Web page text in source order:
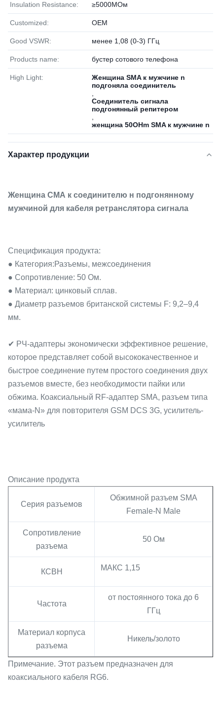
Insulation Resistance: ≥5000МОм
Customized: OEM
Good VSWR: менее 1,08 (0-3) ГГц
Products name: бустер сотового телефона
High Light:
Женщина SMA к мужчине n
подгоняла соединитель
Соединитель сигнала
подгонянный репитером
женщина 50OHm SMA к мужчине n
Характер продукции
Женщина СМА к соединителю н подгонянному
мужчиной для кабеля ретранслятора сигнала
Спецификация продукта:
● Категория:Разъемы, межсоединения
● Сопротивление: 50 Ом.
● Материал: цинковый сплав.
● Диаметр разъемов британской системы F: 9,2–9,4
мм.
✔ РЧ-адаптеры экономически эффективное решение,
которое представляет собой высококачественное и
быстрое соединение путем простого соединения двух
разъемов вместе, без необходимости пайки или
обжима. Коаксиальный RF-адаптер SMA, разъем типа
«мама-N» для повторителя GSM DCS 3G, усилитель-
усилитель
Описание продукта
Серия разъемов
Обжимной разъем SMA
Female-N Male
Сопротивление
разъема
50 Ом
КСВН МАКС 1,15
Частота
от постоянного тока до 6
ГГц
Материал корпуса
разъема
Никель/золото
Примечание. Этот разъем предназначен для
коаксиального кабеля RG6.